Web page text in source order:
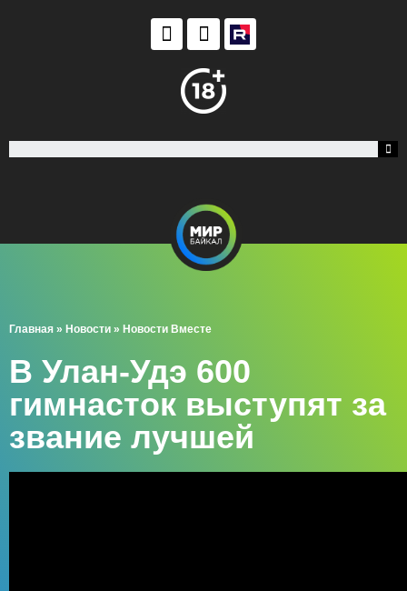
Главная » Новости » Новости Вместе
В Улан-Удэ 600
гимнасток выступят за
звание лучшей